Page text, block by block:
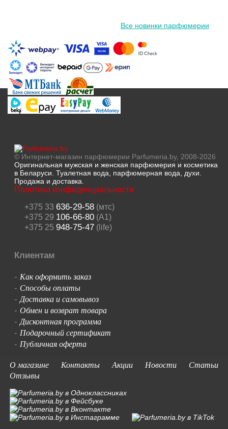
Все новинки парфюмерии
© Интернет-магазин парфюмерии Parfumeria.by, 2008-2026
Оригинальная мужская и женская парфюмерия и косметика
в Беларуси. Туалетная вода, парфюмерная вода, духи.
Продажа и доставка.
Политика конфиденциальности
+375 33 636-29-58(мтс)
+375 29 106-66-80(A1)
+375 25 948-75-47(life)
Клиентам
- Как оформить заказ
- Способы оплаты
-Доставка и самовывоз
- Обмен и возврат товара
-Дисконтная программа
- Подарочный сертификат
- Публичная оферта
О магазине
Контакты Акции Новости
Статьи
Отзывы